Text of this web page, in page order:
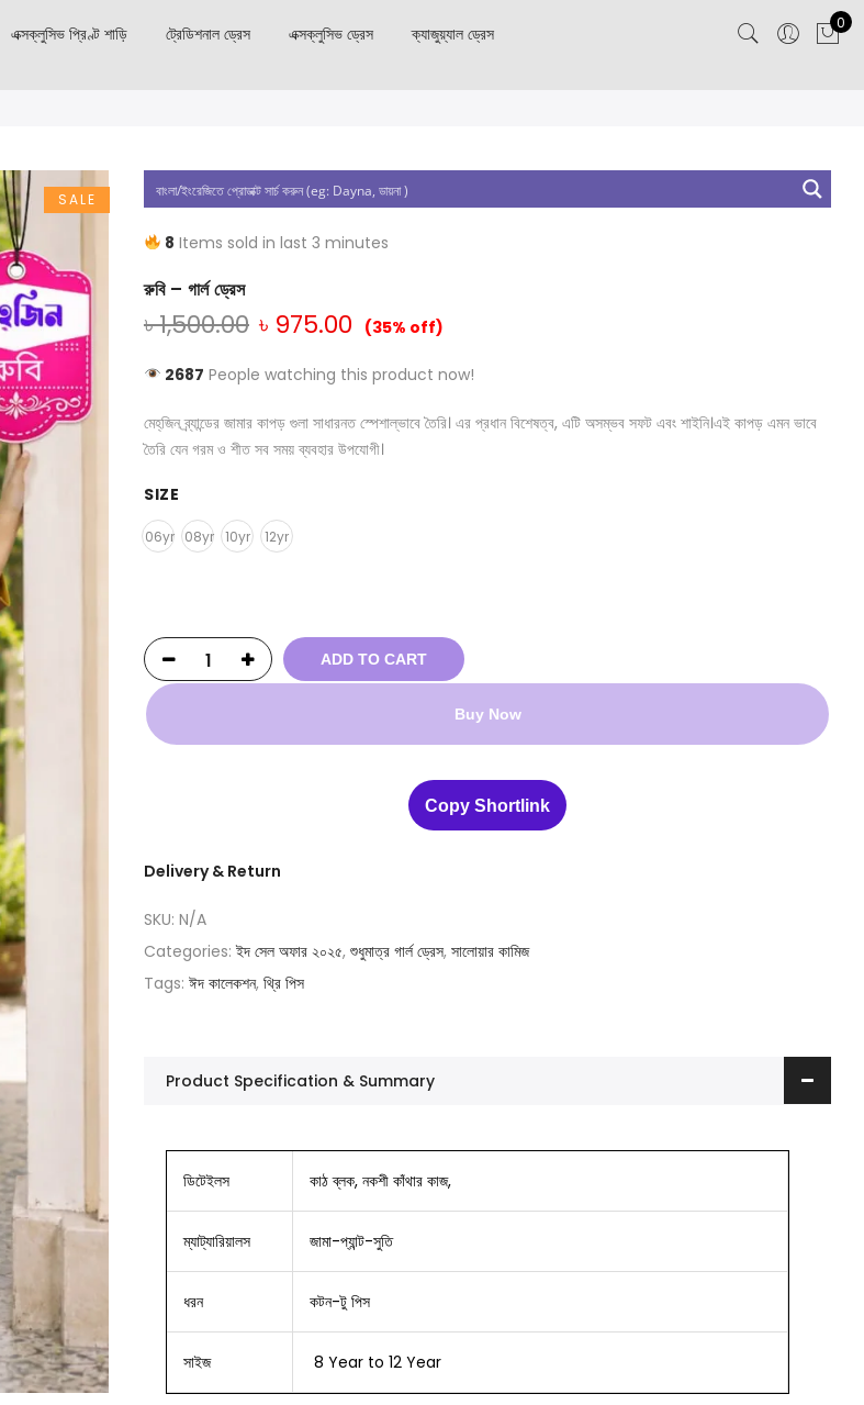
এক্সক্লুসিভ প্রিণ্ট শাড়ি ট্রেডিশনাল ড্রেস এক্সক্লুসিভ ড্রেস ক্যাজুয়্যাল ড্রেস
0
SALE
8 Items sold in last 3 minutes
রুবি – গার্ল ড্রেস
৳1,500.00 ৳ 975.00 (35% off)
2687 People watching this product now!
মেহ্‌জিন ব্র্যান্ডের জামার কাপড় গুলা সাধারনত স্পেশাল্ভাবে তৈরি। এর প্রধান বিশেষত্ব, এটি অসম্ভব সফট এবং শাইনি।এই কাপড় এমন ভাবে
তৈরি যেন গরম ও শীত সব সময় ব্যবহার উপযোগী।
SIZE
06yr 08yr 10yr 12yr
ADD TO CART
Buy Now
Copy Shortlink
Delivery & Return
SKU: N/A
Categories:ইদ সেল অফার ২০২৫, শুধুমাত্র গার্ল ড্রেস, সালোয়ার কামিজ
Tags: ঈদ কালেকশন, থ্রি পিস
Product Specification & Summary
ডিটেইলস কাঠ ব্লক, নকশী কাঁথার কাজ,
ম্যাট্যারিয়ালস জামা-প্যান্ট-সুতি
ধরন কটন-টু পিস
সাইজ 8 Year to 12 Year